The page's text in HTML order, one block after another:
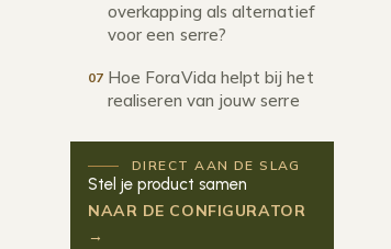
overkapping als alternatief
voor een serre?
07 Hoe ForaVida helpt bij het
realiseren van jouw serre
DIRECT AAN DE SLAG
Stel je product samen
NAAR DE CONFIGURATOR
→